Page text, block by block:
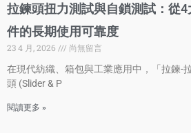
拉鍊頭扭力測試與自鎖測試：從
件的長期使用可靠度
23 4 月, 2026
尚無留言
在現代紡織、箱包與工業應用中，「拉鍊-
頭 (Slider & P
閱讀更多 »